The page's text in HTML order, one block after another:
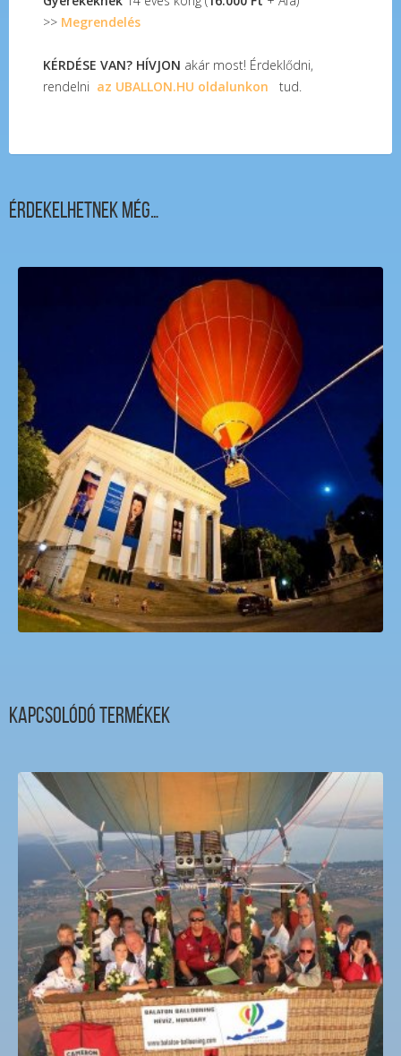
>> Megrendelés
KÉRDÉSE VAN? HÍVJON akár most! Érdeklődni,
rendelni az UBALLON.HU oldalunkon tud.
Érdekelhetnek még…
Hőlégballon Függeszkedés uballon.hu
Kapcsolódó termékek
Hőlégballon Sétarepülés Hévíz
40,000Ft